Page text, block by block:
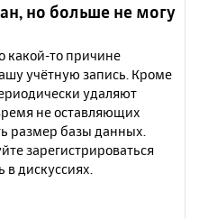
но больше не могу
какой-то причине
учётную запись. Кроме
удаляют
не оставляющих
размер базы данных.
зарегистрироваться
в дискуссиях.